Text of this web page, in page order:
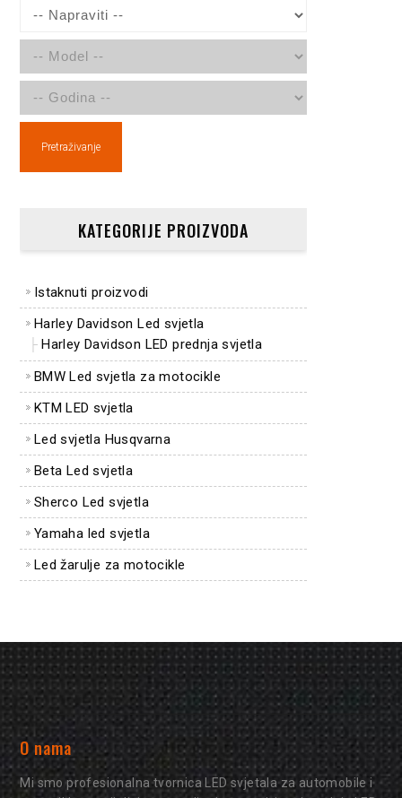
Pretraživanje
KATEGORIJE PROIZVODA
Istaknuti proizvodi
Harley Davidson Led svjetla
Harley Davidson LED prednja svjetla
BMW Led svjetla za motocikle
KTM LED svjetla
Led svjetla Husqvarna
Beta Led svjetla
Sherco Led svjetla
Yamaha led svjetla
Led žarulje za motocikle
O nama
Mi smo profesionalna tvornica LED svjetala za automobile i